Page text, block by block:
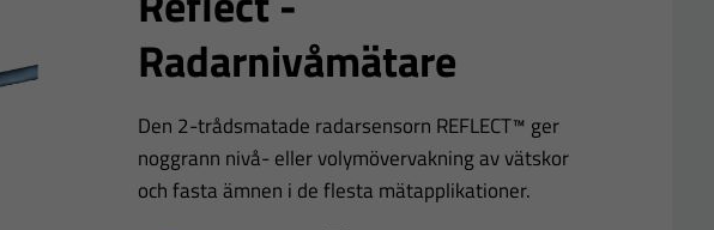
Radarnivåmätare
Den 2-trådsmatade radarsensorn REFLECT™ ger
noggrann nivå- eller volymövervakning av vätskor
och fasta ämnen i de flesta mätapplikationer.